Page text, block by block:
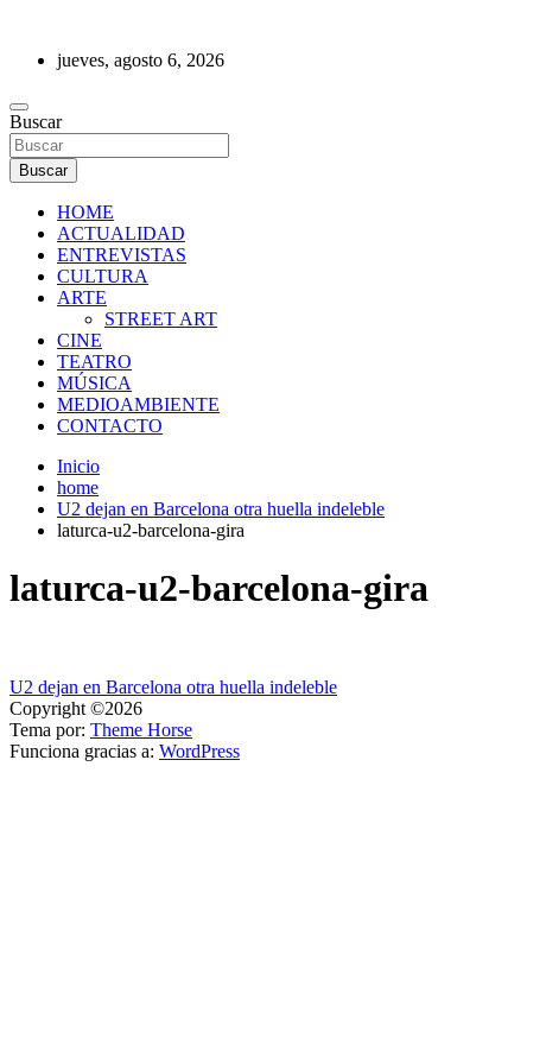
contenidojueves, agosto 6, 2026
REVISTA DE PRENSA
Buscar
Buscar
HOME
ACTUALIDAD
ENTREVISTAS
CULTURA
ARTE
STREET ART
CINE
TEATRO
MÚSICA
MEDIOAMBIENTE
CONTACTO
Inicio
home
U2 dejan en Barcelona otra huella indeleble
laturca-u2-barcelona-gira
laturca-u2-barcelona-gira
Navegación
de
entradas
U2 dejan en Barcelona otra huella indeleble
Copyright ©2026
Tema por: Theme Horse
Funciona gracias a: WordPress